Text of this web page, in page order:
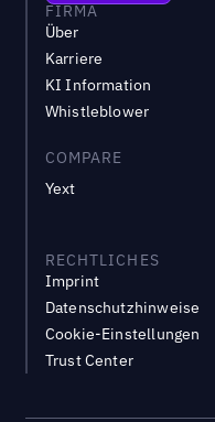
FIRMA
Über
Karriere
KI Information
Whistleblower
COMPARE
Yext
RECHTLICHES
Imprint
Datenschutzhinweise
Cookie-Einstellungen
Trust Center